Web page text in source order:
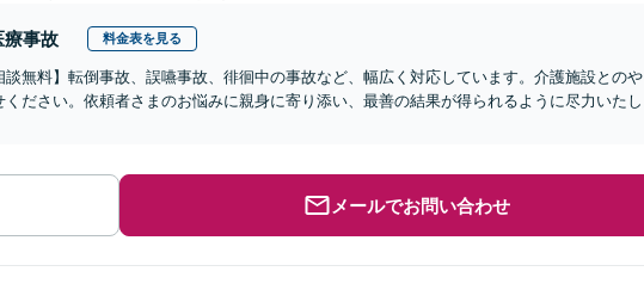
療事故 料金表を見る
談無料】転倒事故、誤嚥事故、徘徊中の事故など、幅広く対応しています。介護施設とのや
ださい。依頼者さまのお悩みに親身に寄り添い、最善の結果が得られるように尽力いたし
メールでお問い合わせ